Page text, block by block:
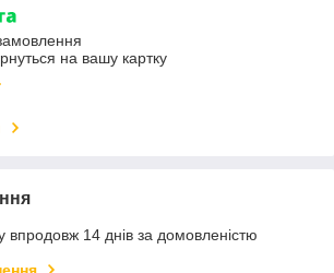
на вашу картку
впродовж 14 днів за домовленістю